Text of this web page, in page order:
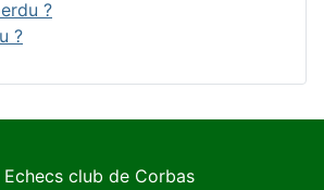
?
?
club de Corbas